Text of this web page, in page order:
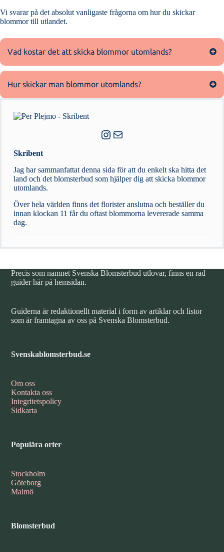
Vi svarar på det absolut vanligaste frågorna om hur du skickar
blommor till utlandet.
Vad kostar det att skicka blommor utomlands?
Hur skickar man blommor utomlands?
Instagram
E-post
Skribent
Jag har sammanfattat denna sida för att du enkelt ska hitta det
land och det blomsterbud som hjälper dig att skicka blommor
utomlands.
Över hela världen finns det florister anslutna och beställer du
innan klockan 11 får du oftast blommorna levererade samma
dag.
Precis som namnet Svenska Blomsterbud utlovar, finns en rad
guider här på hemsidan.
Guiderna är redaktionellt material i form av artiklar och listor
som är framtagna av oss på Svenska Blomsterbud.
Svenskablomsterbud.se
Om oss
Kontakta oss
Integritetspolicy
Sidkarta
Populära orter
Stockholm
Göteborg
Malmö
Blomsterbud